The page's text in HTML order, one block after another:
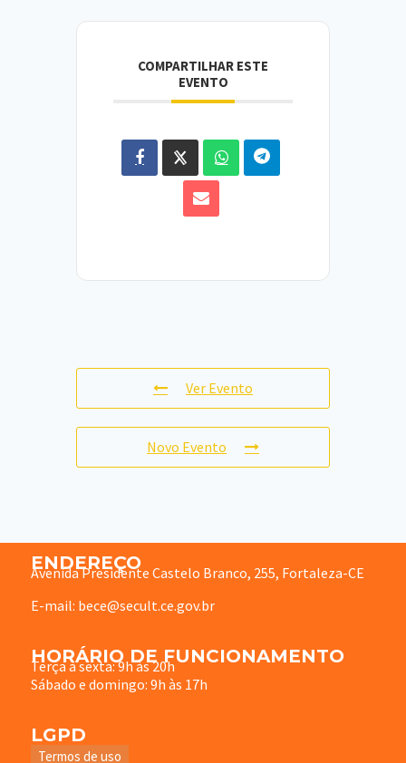
COMPARTILHAR ESTE
EVENTO
Ver Evento
Novo Evento
ENDEREÇO
Avenida Presidente Castelo Branco, 255, Fortaleza-CE
E-mail: bece@secult.ce.gov.br
HORÁRIO DE FUNCIONAMENTO
Terça à sexta: 9h às 20h
Sábado e domingo: 9h às 17h
LGPD
Termos de uso